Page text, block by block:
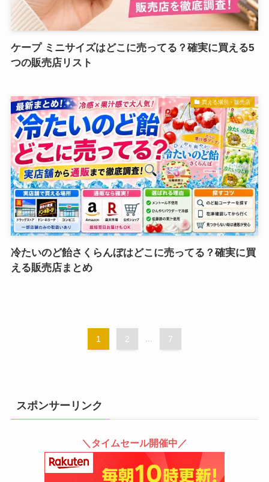
ケープ ミニサイズはどこに売ってる？確実に買える5
つの販売店リスト
買える場所・販売店
冷たいのど飴さくらんぼはどこに売ってる？確実に買
える販売店まとめ
1 2 ... 7
スポンサーリンク
＼タイムセール開催中／